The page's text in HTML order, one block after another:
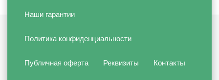
Наши гарантии
Политика конфиденциальности
Публичная оферта Реквизиты Контакты